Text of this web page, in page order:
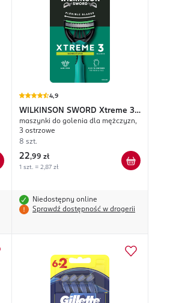
4,9
WILKINSON SWORD Xtreme 3
Sensitive
maszynki do golenia dla mężczyzn,
3 ostrzowe
8 szt.
22,99 zł
1 szt. = 2,87 zł
Niedostępny online
Sprawdź dostępność w drogerii